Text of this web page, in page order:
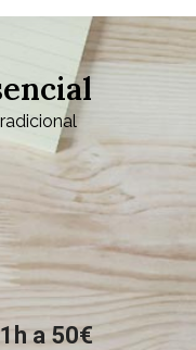
a 50€